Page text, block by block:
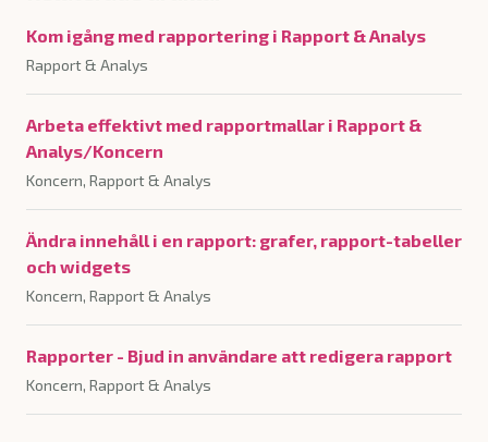
Kom igång med rapportering i Rapport & Analys
Rapport & Analys
Arbeta effektivt med rapportmallar i Rapport &
Analys/Koncern
Koncern, Rapport & Analys
Ändra innehåll i en rapport: grafer, rapport-tabeller
och widgets
Koncern, Rapport & Analys
Rapporter - Bjud in användare att redigera rapport
Koncern, Rapport & Analys